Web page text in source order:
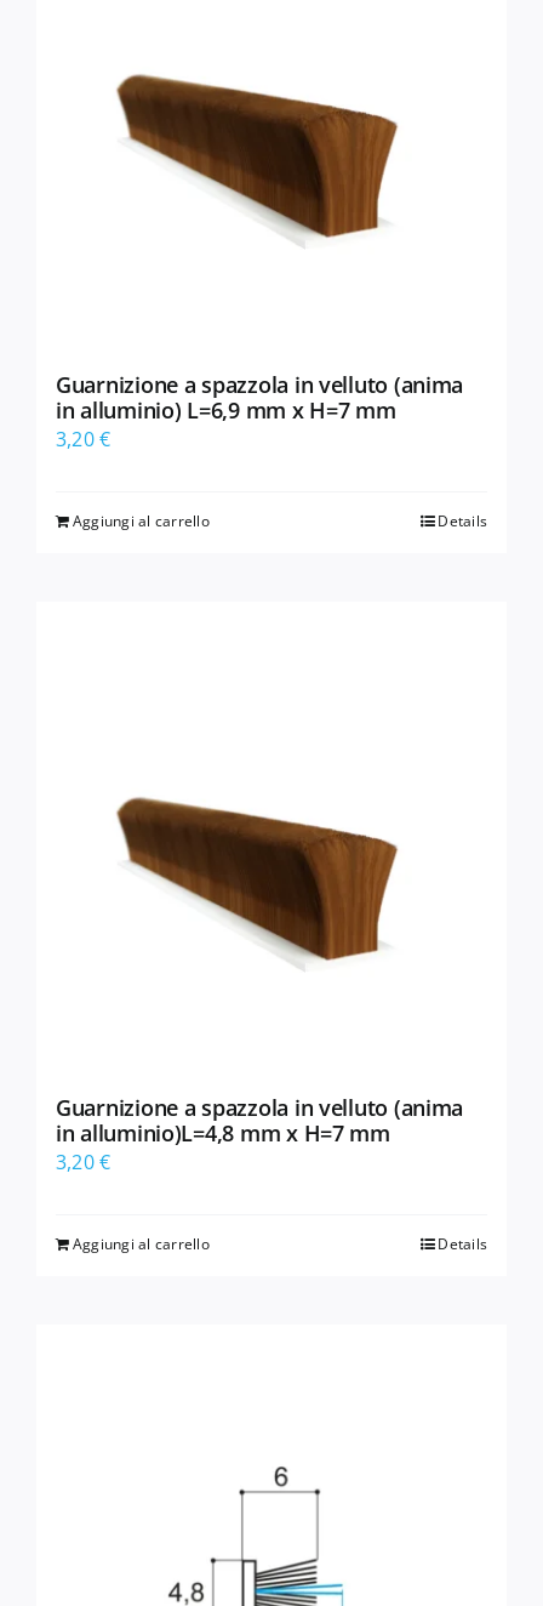
Guarnizione a spazzola in velluto (anima
in alluminio) L=6,9 mm x H=7 mm
3,20€
Aggiungi al carrello Details
Guarnizione a spazzola in velluto (anima
in alluminio)L=4,8 mm x H=7 mm
3,20€
Aggiungi al carrello Details